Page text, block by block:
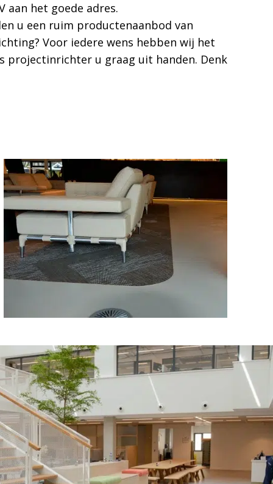
aan het goede adres.
u een ruim productenaanbod van
Voor iedere wens hebben wij het
projectinrichter u graag uit handen. Denk